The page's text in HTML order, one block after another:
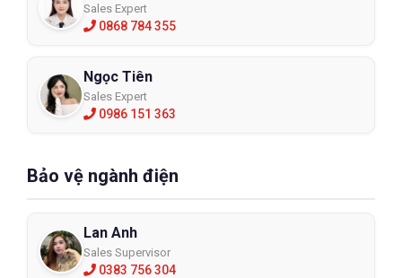
Sales Expert
0868 784 355
Ngọc Tiên
Sales Expert
0986 151 363
Bảo vệ ngành điện
Lan Anh
Sales Supervisor
0383 756 304